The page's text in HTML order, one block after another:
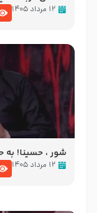
۱۲ مرداد ۱۴۰۵
شور ، حسینا! به‌
محرّم 1405
۱۲ مرداد ۱۴۰۵